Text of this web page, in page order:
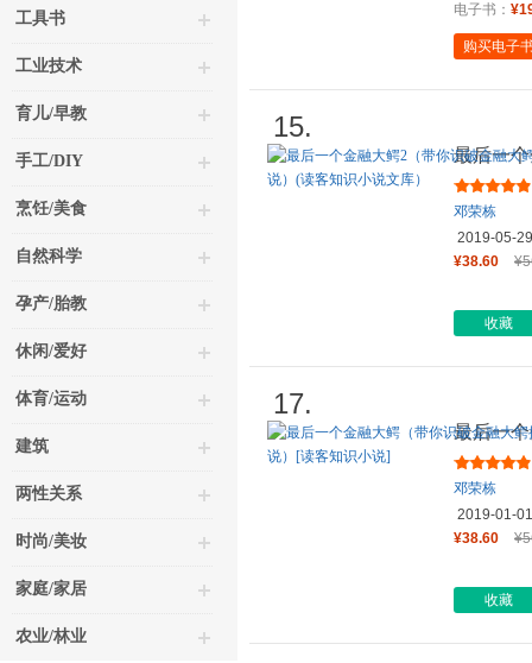
工具书
工业技术
育儿/早教
手工/DIY
烹饪/美食
自然科学
孕产/胎教
休闲/爱好
体育/运动
建筑
两性关系
时尚/美妆
家庭/家居
农业/林业
电子书：
购买电子
15.
最后一
纵市场
邓荣栋
2019-05-29
¥38.60
收藏
17.
最后一
纵市场
邓荣栋
2019-01-01
¥38.60
收藏